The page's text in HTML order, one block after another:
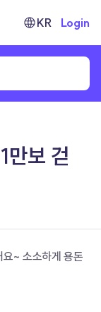
KR Login
만보 걷
요~ 소소하게 용돈